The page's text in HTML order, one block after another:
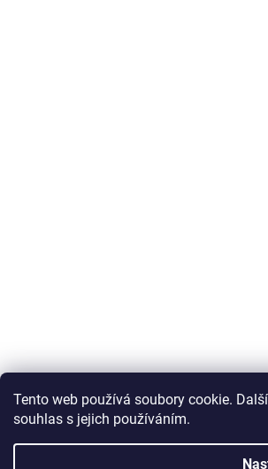
Tento web používá soubory cookie.
souhlas s jejich používáním.